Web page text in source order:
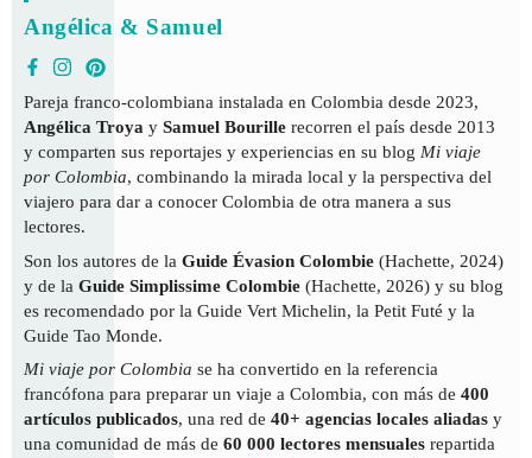
Angélica & Samuel
Pareja franco-colombiana instalada en Colombia desde 2023,
Angélica Troya y Samuel Bourille recorren el país desde 2013
y comparten sus reportajes y experiencias en su blog Mi viaje
por Colombia, combinando la mirada local y la perspectiva del
viajero para dar a conocer Colombia de otra manera a sus
lectores.
Son los autores de la Guide Évasion Colombie (Hachette, 2024)
y de la Guide Simplissime Colombie (Hachette, 2026) y su blog
es recomendado por la Guide Vert Michelin, la Petit Futé y la
Guide Tao Monde.
Mi viaje por Colombia se ha convertido en la referencia
francófona para preparar un viaje a Colombia, con más de 400
artículos publicados, una red de 40+ agencias locales aliadas y
una comunidad de más de 60 000 lectores mensuales repartida